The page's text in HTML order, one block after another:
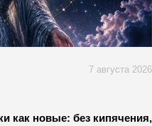
7 августа 2026
как новые: без кипячения,